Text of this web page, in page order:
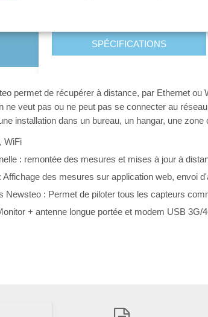
SPÉCIFICATIONS
permet de récupérer à distance, par Ethernet
ne veut pas ou ne peut pas se connecter au
installation dans un bureau, un hangar, une zone
WiFi
: remontée des mesures et mises à jour à
Affichage des mesures sur application web, envoi
Newsteo : Permet de piloter tous les capteurs
+ antenne longue portée et modem USB 3G/